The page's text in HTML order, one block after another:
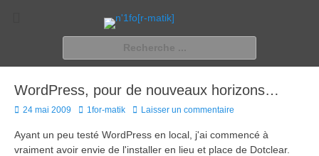
n'1fo[r-matik]
Pour les nymphos d'infos en info…
WordPress, pour de nouveaux horizons…
Posted
24 mai 2009 Author
1for-matik Laisser un commentaire
Ayant un peu testé WordPress en local, j'ai commencé à
vraiment avoir envie de l'installer en lieu et place de Dotclear.